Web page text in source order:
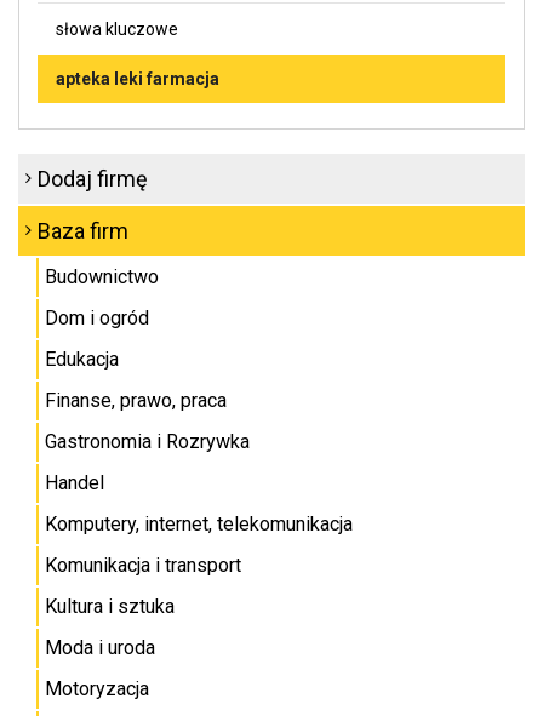
słowa kluczowe
apteka leki farmacja
Dodaj firmę
Baza firm
Budownictwo
Dom i ogród
Edukacja
Finanse, prawo, praca
Gastronomia i Rozrywka
Handel
Komputery, internet, telekomunikacja
Komunikacja i transport
Kultura i sztuka
Moda i uroda
Motoryzacja